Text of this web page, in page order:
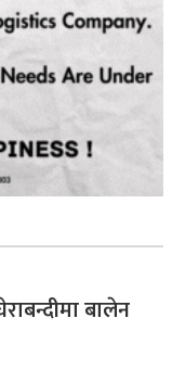
बालेन